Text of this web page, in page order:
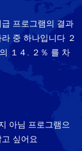
프로그램의 결과
중 하나입니다 ２
１４. ２％ 를 차
아님 프로그램으
싶어요